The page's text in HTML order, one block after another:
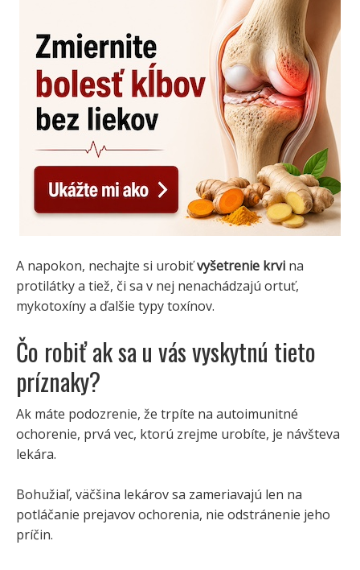
A napokon, nechajte si urobiťvyšetrenie krvi na
protilátky a tiež, či sa v nej nenachádzajú ortuť,
mykotoxíny a ďalšie typy toxínov.
Čo robiť ak sa u vás vyskytnú tieto
príznaky?
Ak máte podozrenie, že trpíte na autoimunitné
ochorenie, prvá vec, ktorú zrejme urobíte, je návšteva
lekára.
Bohužiaľ, väčšina lekárov sa zameriavajú len na
potláčanie prejavov ochorenia, nie odstránenie jeho
príčin.